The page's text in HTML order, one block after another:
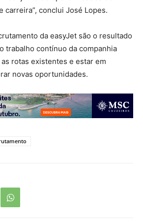
carreira”, conclui José Lopes.
da easyJet são o resultado
trabalho contínuo da companhia
rotas existentes e estar em
novas oportunidades.